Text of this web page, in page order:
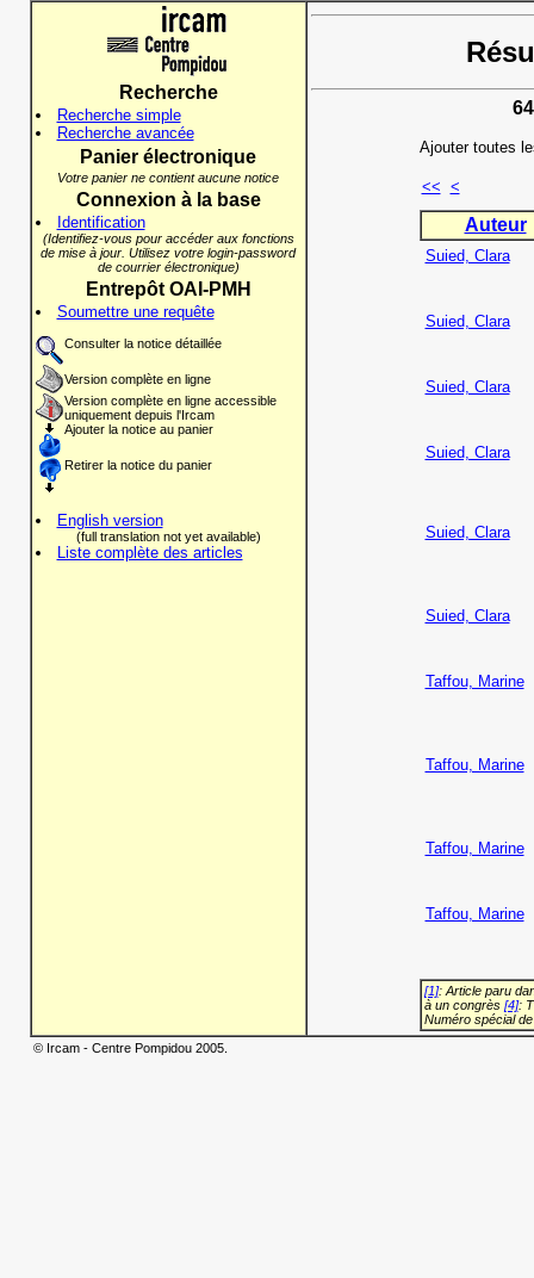
Recherche
Recherche simple
Recherche avancée
Panier électronique
Votre panier ne contient aucune notice
Connexion à la base
Identification
(Identifiez-vous pour accéder aux fonctions
de mise à jour. Utilisez votre login-password
de courrier électronique)
Entrepôt OAI-PMH
Soumettre une requête
Consulter la notice détaillée
Version complète en ligne
Version complète en ligne accessible
uniquement depuis l'Ircam
Ajouter la notice au panier
Retirer la notice du panier
English version
(full translation not yet available)
Liste complète des articles
Ajouter toutes
<< <
Auteur
Suied, Clara
Suied, Clara
Suied, Clara
Suied, Clara
Suied, Clara
Suied, Clara
Taffou, Marine
Taffou, Marine
Taffou, Marine
Taffou, Marine
[1]: Article paru
à un congrès [4]:
Numéro spécial
© Ircam - Centre Pompidou 2005.